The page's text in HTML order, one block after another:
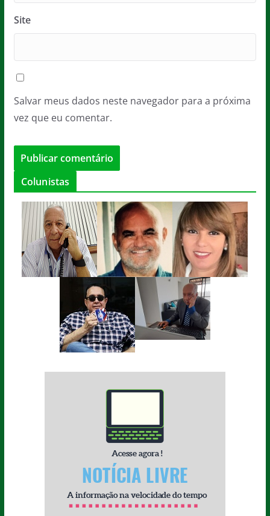
Site
Salvar meus dados neste navegador para a próxima
vez que eu comentar.
Colunistas